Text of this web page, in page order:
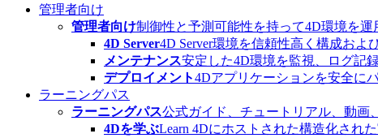
管理者向け
管理者向け制御性と予測可能性を持って4D環境を運
4D Server4D Server環境を信頼性高く構成およ
メンテナンス安定した4D環境を監視、ログ記
デプロイメント4Dアプリケーションを安全に
ラーニングパス
ラーニングパス公式ガイド、チュートリアル、動画
4Dを学ぶLearn 4Dにホストされた構造化され